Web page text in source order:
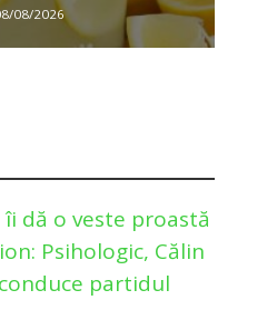
08/2026
dă o veste proastă
Psihologic, Călin
partidul